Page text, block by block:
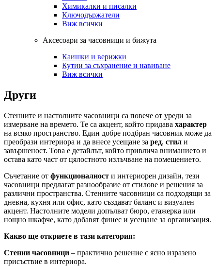
Химикалки и писалки
Ключодържатели
Виж всички
Аксесоари за часовници и бижута
Каишки и верижки
Кутии за съхранение и навиване
Виж всички
Други
Стенните и настолните часовници са повече от уреди за
измерване на времето. Те са акцент, който придава характер
на всяко пространство. Един добре подбран часовник може да
преобрази интериора и да внесе усещане за ред, стил и
завършеност. Това е детайлът, който привлича вниманието и
остава като част от цялостното излъчване на помещението.
Съчетание от функционалност и интериорен дизайн, тези
часовници предлагат разнообразие от стилове и решения за
различни пространства. Стенните часовници са подходящи за
дневна, кухня или офис, като създават баланс и визуален
акцент. Настолните модели допълват бюро, етажерка или
нощно шкафче, като добавят финес и усещане за организация.
Какво ще откриете в тази категория:
Стенни часовници – практично решение с ясно изразено
присъствие в интериора.